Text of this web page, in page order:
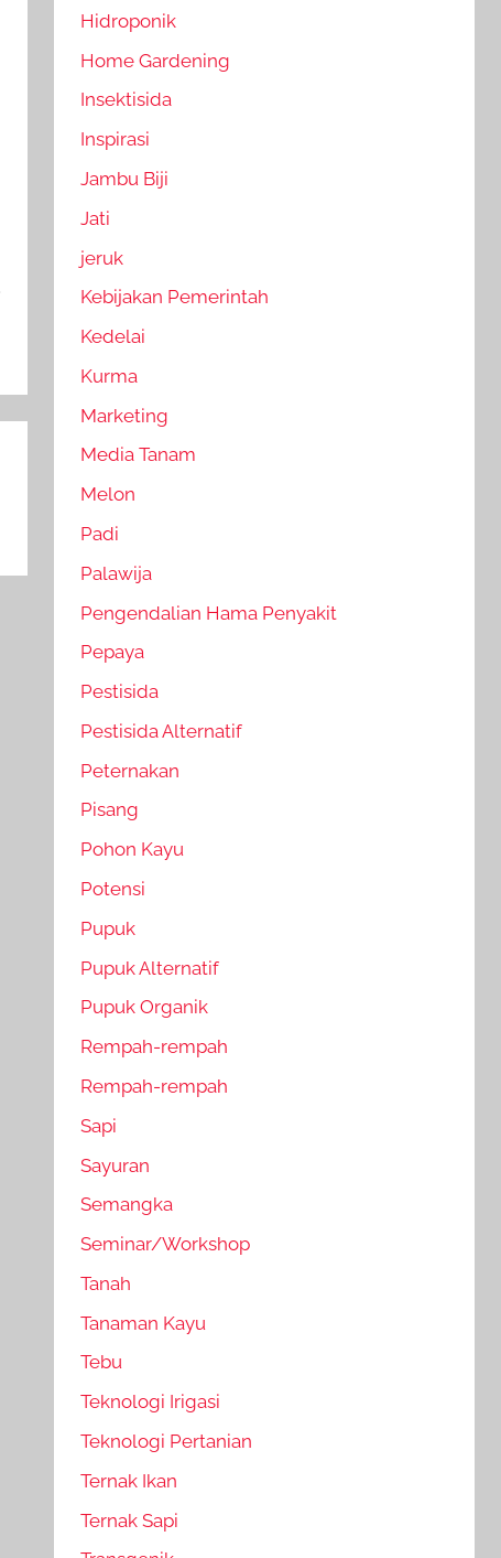
Hidroponik
Home Gardening
Insektisida
Inspirasi
Jambu Biji
Jati
jeruk
Kebijakan Pemerintah
Kedelai
Kurma
Marketing
Media Tanam
Melon
Padi
Palawija
Pengendalian Hama Penyakit
Pepaya
Pestisida
Pestisida Alternatif
Peternakan
Pisang
Pohon Kayu
Potensi
Pupuk
Pupuk Alternatif
Pupuk Organik
Rempah-rempah
Rempah-rempah
Sapi
Sayuran
Semangka
Seminar/Workshop
Tanah
Tanaman Kayu
Tebu
Teknologi Irigasi
Teknologi Pertanian
Ternak Ikan
Ternak Sapi